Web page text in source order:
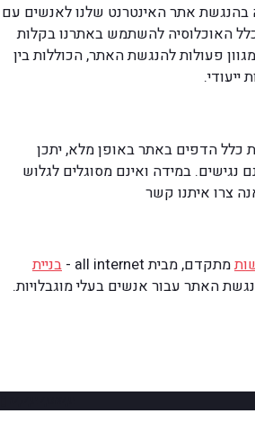
בהנגשת אתר האינטרנט שלנו לאנשים עם
האוכלוסיה להשתמש באתרנו בקלות
פעולות להנגשת האתר, הכוללות בין
כלל הדפים באתר באופן מלא, יתכן
נגישים. במידה ואינם מסוגלים לגלוש
צרו איתנו קשר
מתקדם, מבית all internet -
בניית
האתר עבור אנשים בעלי מוגבלויות.